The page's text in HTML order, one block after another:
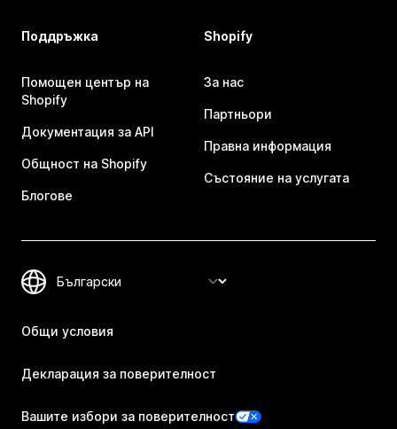
Поддръжка
Помощен център на
Shopify
Документация за API
Общност на Shopify
Блогове
Shopify
За нас
Партньори
Правна информация
Състояние на услугата
Общи условия
Декларация за поверителност
Вашите избори за поверителност